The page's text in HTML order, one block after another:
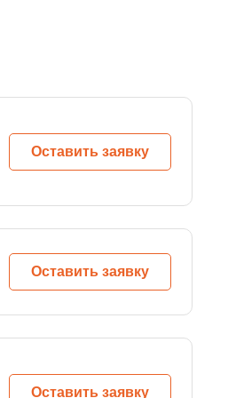
Оставить заявку
Оставить заявку
Оставить заявку